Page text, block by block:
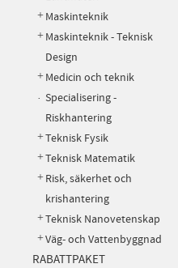
Maskinteknik
Maskinteknik - Teknisk
Design
Medicin och teknik
Specialisering -
Riskhantering
Teknisk Fysik
Teknisk Matematik
Risk, säkerhet och
krishantering
Teknisk Nanovetenskap
Väg- och Vattenbyggnad
RABATTPAKET